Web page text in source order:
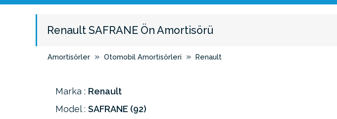
Renault SAFRANE Ön Amortisörü
Amortisörler » Otomobil Amortisörleri » Renault
Marka : Renault
Model : SAFRANE (92)